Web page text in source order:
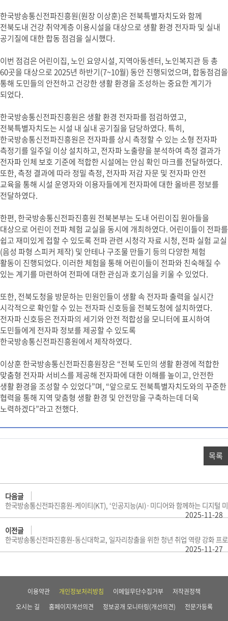
한국방송통신전파진흥원(원장 이상훈)은 전북특별자치도와 함께
전북도내 건강 취약계층 이용시설을 대상으로 생활 환경 전자파 및 실내
공기질에 대한 합동 점검을 실시했다.
이번 점검은 어린이집, 노인 요양시설, 지역아동센터, 노인복지관 등 총
60곳을 대상으로 2025년 하반기(7~10월) 동안 진행되었으며, 합동점검을
통해 도민들의 안전하고 건강한 생활 환경을 조성하는 중요한 계기가
되었다.
한국방송통신전파진흥원은 생활 환경 전자파를 점검하였고,
전북특별자치도는 시설 내 실내 공기질을 담당하였다. 특히,
한국방송통신전파진흥원은 전자파를 상시 측정할 수 있는 소형 전자파
측정기를 일주일 이상 설치하고, 전자파 노출량을 분석하여 측정 결과가
전자파 인체 보호 기준에 적합한 시설에는 안심 확인 마크를 전달하였다.
또한, 측정 결과에 따라 정밀 측정, 전자파 저감 자문 및 전자파 안전
교육을 통해 시설 운영자와 이용자들에게 전자파에 대한 올바른 정보를
전달하였다.
한편, 한국방송통신전파진흥원 전북본부는 도내 어린이집 원아들을
대상으로 어린이 전파 체험 교실을 동시에 개최하였다. 어린이들이 전파를
쉽고 재미있게 접할 수 있도록 전파 관련 시청각 자료 시청, 전파 실험 교실
(음성 파형 스피커 제작) 및 안테나 구조물 만들기 등의 다양한 체험
활동이 진행되었다. 이러한 체험을 통해 어린이들이 전파와 친숙해질 수
있는 계기를 마련하여 전파에 대한 관심과 호기심을 키울 수 있었다.
또한, 전북도청을 방문하는 민원인들이 생활 속 전자파 출력을 실시간
시각적으로 확인할 수 있는 전자파 신호등을 전북도청에 설치하였다.
전자파 신호등은 전자파의 세기와 안전 적합성을 모니터에 표시하여
도민들에게 전자파 정보를 제공할 수 있도록
한국방송통신전파진흥원에서 제작하였다.
이상훈 한국방송통신전파진흥원장은 “전북 도민의 생활 환경에 적합한
맞춤형 전자파 서비스를 제공해 전자파에 대한 이해를 높이고, 안전한
생활 환경을 조성할 수 있었다”며, “앞으로도 전북특별자치도와의 꾸준한
협력을 통해 지역 맞춤형 생활 환경 및 안전망을 구축하는데 더욱
노력하겠다”라고 전했다.
목록
다음글
한국방송통신전파진흥원-케이티(KT), ‘인공지능(AI)·미디어와 함께하는 디지털
2025-11-28
이전글
한국방송통신전파진흥원-동신대학교, 일자리창출을 위한 청년 취업 역량 강화 프
2025-11-27
이용약관 개인정보처리방침 이메일무단수집거부
저작권정책
오시는 길
홈페이지개선의견 정보공개 모니터링(개선의견) 전문가등록